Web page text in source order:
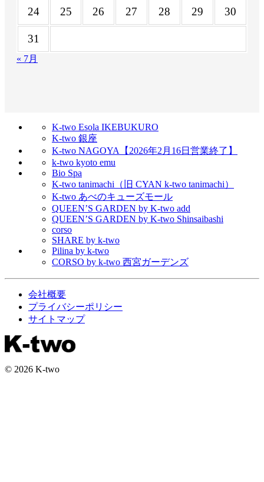
24 25 26 27 28 29 30
31
« 7月
K-two Esola IKEBUKURO
K-two 銀座
K-two NAGOYA【2026年2月16日営業終了】
k-two kyoto emu
Bio Spa
K-two tanimachi（旧 CYAN k-two tanimachi）
K-two あべのキューズモール
QUEEN’S GARDEN by K-two add
QUEEN’S GARDEN by K-two Shinsaibashi
corso
SHARE by k-two
Pilina by k-two
CORSO by k-two 西宮ガーデンズ
会社概要
プライバシーポリシー
サイトマップ
© 2026 K-two